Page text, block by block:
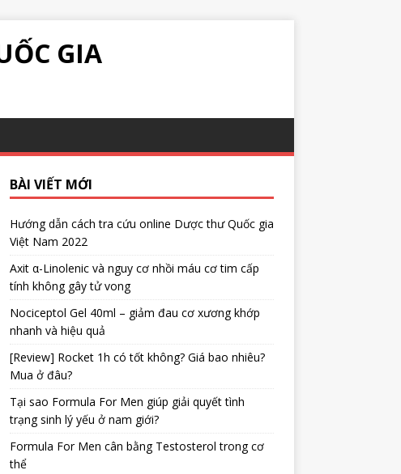
GIA
BÀI VIẾT MỚI
Hướng dẫn cách tra cứu online Dược thư Quốc gia
Việt Nam 2022
Axit α-Linolenic và nguy cơ nhồi máu cơ tim cấp
tính không gây tử vong
Nociceptol Gel 40ml – giảm đau cơ xương khớp
nhanh và hiệu quả
[Review] Rocket 1h có tốt không? Giá bao nhiêu?
Mua ở đâu?
Tại sao Formula For Men giúp giải quyết tình
trạng sinh lý yếu ở nam giới?
Formula For Men cân bằng Testosterol trong cơ
thể